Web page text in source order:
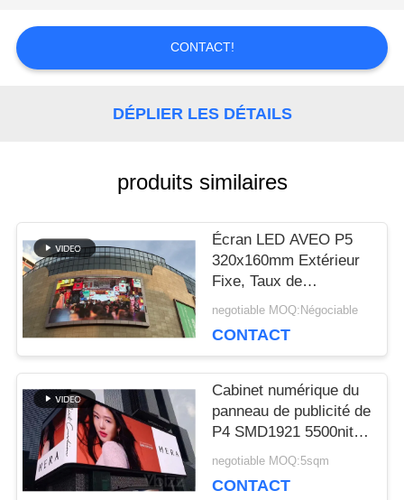
LA
QUALITÉ
CONTACTER
NOUVELLES
LES
AFFAIRES
LE
BLOG
CONTACT!
DÉPLIER LES DÉTAILS
produits similaires
Écran LED AVEO P5
320x160mm Extérieur
Fixe, Taux de
Rafraîchissement
negotiable MOQ:Négociable
CONTACT
Cabinet numérique du
panneau de publicité de
P4 SMD1921 5500nits
AVOE LED 960*960mm
negotiable MOQ:5sqm
CONTACT